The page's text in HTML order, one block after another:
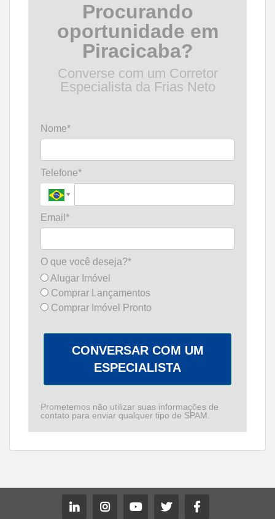
Procurando
oportunidade em
Piracicaba?
Converse com um Corretor
Especialista da Frias Neto
Nome*
Telefone*
Email*
O que você deseja?*
Alugar Imóvel
Comprar Lançamentos
Comprar Imóvel Pronto
CONVERSAR COM UM
ESPECIALISTA
Prometemos não utilizar suas informações de
contato para enviar qualquer tipo de SPAM.